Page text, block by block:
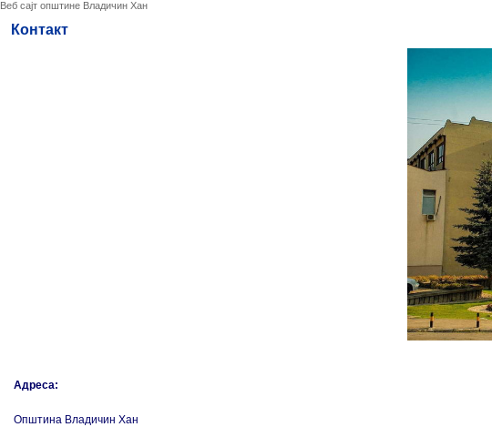
Веб сајт општине Владичин Хан
Контакт
Адреса:
Општина Владичин Хан